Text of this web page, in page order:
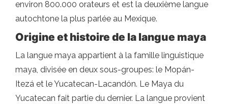
environ 800.000 orateurs et est la deuxième langue
autochtone la plus parlée au Mexique.
Origine et histoire de la langue maya
La langue maya appartient à la famille linguistique
maya, divisée en deux sous-groupes: le Mopán-
Itezá et le Yucatecan-Lacandón. Le Maya du
Yucatecan fait partie du dernier. La langue provient